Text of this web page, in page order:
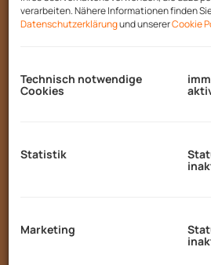
auch funktional – eine
Fußbodenheizung
für
für nachhaltiges
aktiven Beitrag zum
verarbeiten. Nähere Informationen finden
Datenschutzerklärungund unsererCookie
Technisch notwendige
Cookies
Statistik
Marketing